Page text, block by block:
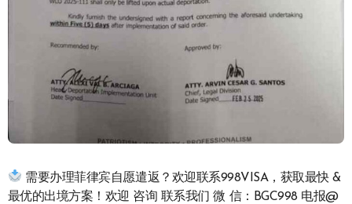
需要办理菲律宾自愿遣返？欢迎联系998VISA，获取最快 &
最优的出境方案！欢迎 咨询 联系我们 微 信：BGC998 电报@